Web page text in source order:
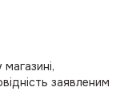
заявленим